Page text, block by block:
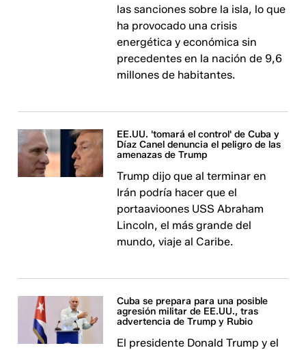
las sanciones sobre la isla, lo que
ha provocado una crisis
energética y económica sin
precedentes en la nación de 9,6
millones de habitantes.
EE.UU. 'tomará el control' de Cuba y
Díaz Canel denuncia el peligro de las
amenazas de Trump
Trump dijo que al terminar en
Irán podría hacer que el
portaavioones USS Abraham
Lincoln, el más grande del
mundo, viaje al Caribe.
Cuba se prepara para una posible
agresión militar de EE.UU., tras
advertencia de Trump y Rubio
El presidente Donald Trump y el